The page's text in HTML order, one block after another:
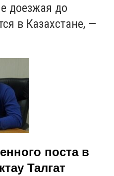
доезжая до
в Казахстане, —
поста в
Талгат